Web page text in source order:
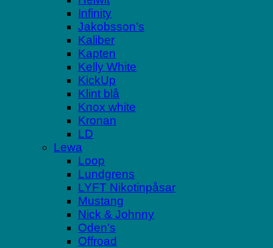
Infinity
Jakobsson’s
Kaliber
Kapten
Kelly White
KickUp
Klint blå
Knox white
Kronan
LD
Lewa
Loop
Lundgrens
LYFT Nikotinpåsar
Mustang
Nick & Johnny
Oden’s
Offroad